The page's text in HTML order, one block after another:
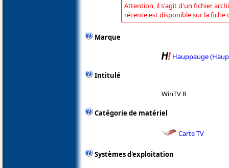
Attention, il s'agit d'un fichier
récente est disponible sur la fiche
Marque
Hauppauge
Intitulé
WinTV 8
Catégorie de matériel
Carte TV
Systèmes d'exploitation